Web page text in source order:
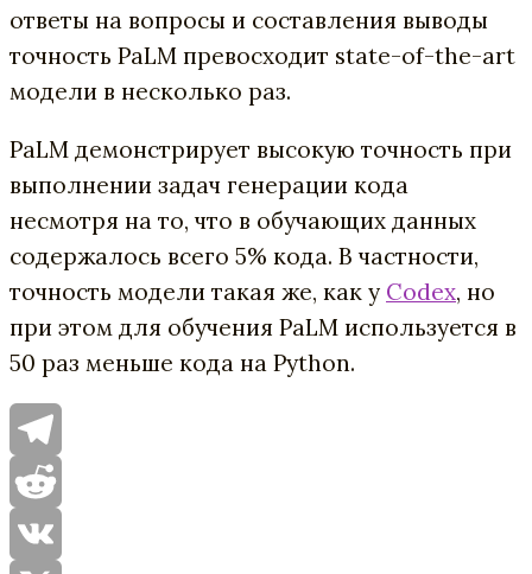
ответы на вопросы и составления выводы
точность PaLM превосходит state-of-the-art
модели в несколько раз.
PaLM демонстрирует высокую точность при
выполнении задач генерации кода
несмотря на то, что в обучающих данных
содержалось всего 5% кода. В частности,
точность модели такая же, как у Codex, но
при этом для обучения PaLM используется в
50 раз меньше кода на Python.
Telegram
Reddit